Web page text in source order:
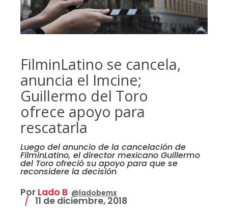
FilminLatino se cancela,
anuncia el Imcine;
Guillermo del Toro
ofrece apoyo para
rescatarla
Luego del anuncio de la cancelación de
FilminLatino, el director mexicano Guillermo
del Toro ofreció su apoyo para que se
reconsidere la decisión
Por Lado B @ladobemx
11 de diciembre, 2018